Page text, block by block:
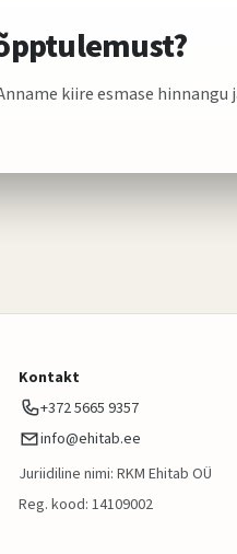
kiire esmase
Kontakt
+372 5665 9357
info@ehitab.ee
Juriidiline nimi: RKM Ehitab OÜ
Reg. kood: 14109002